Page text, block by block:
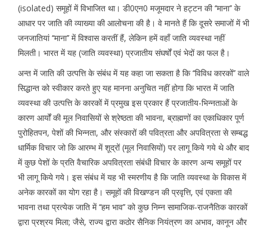
(isolated) समूहों में विभाजित था। डी0एन0 मजूमदार ने हट्टन की ‘‘माना’’ के
आधार पर जाति की व्याख्या की आलोचना की है। वे मानते हैं कि दूसरे समाजों में भी
जनजातियां ‘‘माना’’ में विश्वास करतीं हैं, लेकिन हमें वहाँ जाति व्यवस्था नहीं
मिलती। भारत में यह (जाति व्यवस्था) प्रजातीय संघर्षों एवं भेदों का फल है।
अन्त में जाति की उत्पत्ति के संबंध में यह कहा जा सकता है कि ‘‘विविध कारकों’’ वाले
सिद्धान्त को स्वीकार करते हुए यह मानना अनुचित नहीं होगा कि भारत में जाति
व्यवस्था की उत्पत्ति के कारकों में प्रमुख इस प्रकार हैं प्रजातीय-भिन्नताओं के
कारण आर्यों की मूल निवासियों से श्रेष्ठता की भावना, ब्राह्मणों का एकाधिकार पूर्ण
पुरोहितपन, पेशों की भिन्नता, और संस्कारों की पवित्रता और अपवित्रता से सम्बद्ध
धार्मिक विचार जो कि आरम्भ में शूद्रों (मूल निवासियों) पर लागू किये गये थे और बाद
में कुछ पेशों के प्रति वैचारिक अपवित्रता संबंधी विचार के कारण अन्य समूहों पर
भी लागू किये गये। इस संबंध में यह भी स्मरणीय है कि जाति व्यवस्था के विकास में
अनेक कारकों का योग रहा है। समूहों की विखण्डन की प्रवृत्ति, एवं एकता की
भावना तथा प्रत्येक जाति में ‘‘हम भाव’’ को कुछ निम्न सामाजिक-राजनैतिक कारकों
द्वारा प्रश्रय मिला; जैसे, राज्य द्वारा कठोर सैनिक नियंत्रण का अभाव, कानून और